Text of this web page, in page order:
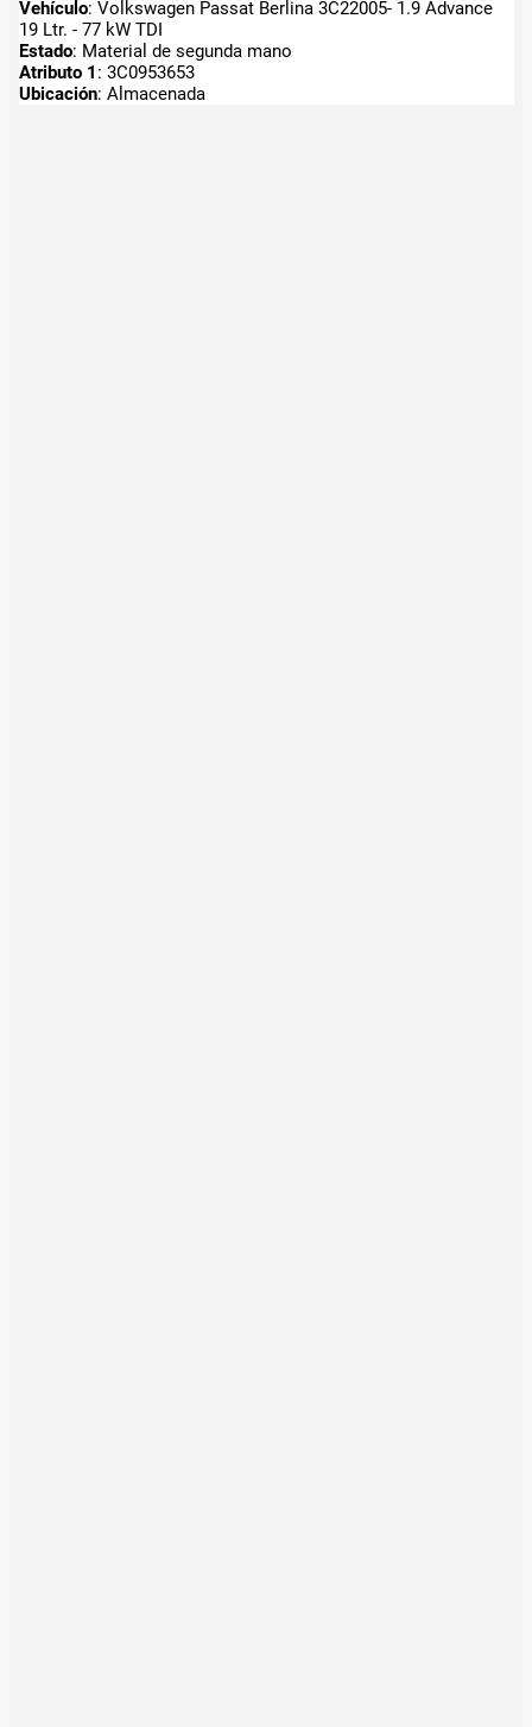
Vehículo: Volkswagen Passat Berlina 3C22005- 1.9 Advance
19 Ltr. - 77 kW TDI
Estado: Material de segunda mano
Atributo 1 : 3C0953653
Ubicación: Almacenada